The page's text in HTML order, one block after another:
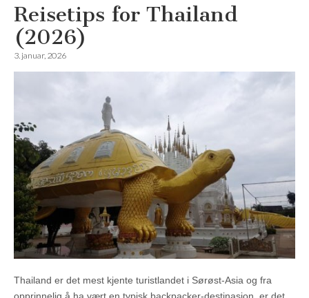
Reisetips for Thailand
(2026)
3. januar, 2026
Thailand er det mest kjente turistlandet i Sørøst-Asia og fra